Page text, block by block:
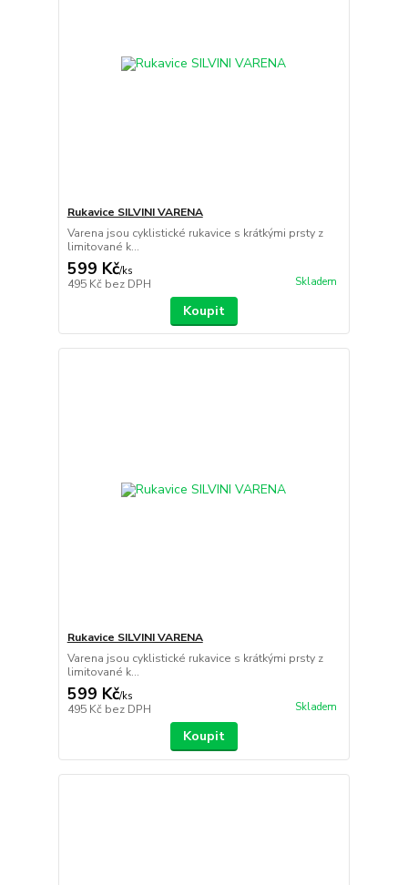
Rukavice SILVINI VARENA
Varena jsou cyklistické rukavice s krátkými prsty z
limitované k...
599 Kč/ks
495 Kč bez DPH Skladem
Koupit
Rukavice SILVINI VARENA
Varena jsou cyklistické rukavice s krátkými prsty z
limitované k...
599 Kč/ks
495 Kč bez DPH Skladem
Koupit